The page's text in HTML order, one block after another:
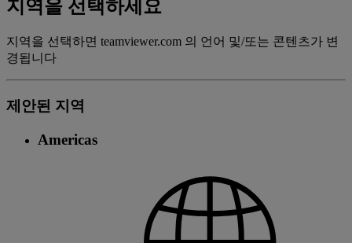
지역을 선택하세요
지역을 선택하면 teamviewer.com 의 언어 및/또는 콘텐츠가 변
경됩니다
제안된 지역
Americas